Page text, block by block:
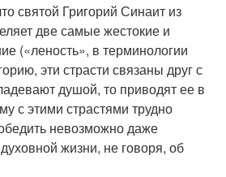
святой Григорий Синаит из
две самые жестокие и
(«леность», в терминологии
эти страсти связаны друг с
душой, то приводят ее в
с этими страстями трудно
невозможно даже
жизни, не говоря, об